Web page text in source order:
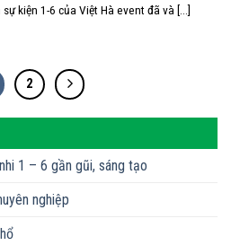
1 – 6 gần gũi, sáng tạo
nghiệp
kiện 1-6 của Việt Hà event đã và [...]
2